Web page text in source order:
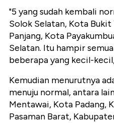
"5 yang sudah kembali
Solok Selatan, Kota
Panjang, Kota
Selatan. Itu hampir
beberapa yang kecil-
Kemudian menurutnya
menuju normal, antara
Mentawai, Kota Padang,
Pasaman Barat,